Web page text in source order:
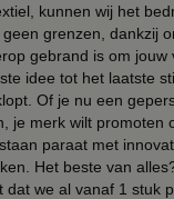
kunnen wij het
grenzen, dankzij
gebrand is om jouw
idee tot het laatste
Of je nu een
je merk wilt promoten
paraat met
Het beste van
dat we al vanaf 1 stuk